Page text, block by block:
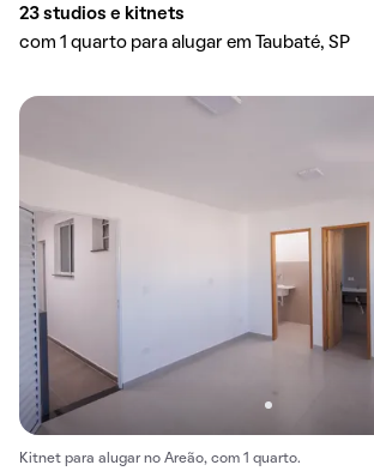
23 studios e kitnets
com 1 quarto para alugar em Taubaté, SP
Kitnet para alugar no Areão, com 1 quarto.